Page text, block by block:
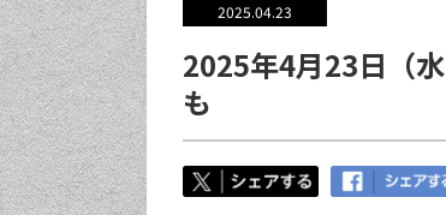
2025.04.23
2025年4月23日（
も